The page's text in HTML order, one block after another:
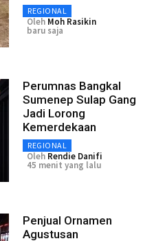
REGIONAL
Oleh Moh Rasikin
baru saja
Perumnas Bangkal
Sumenep Sulap Gang
Jadi Lorong
Kemerdekaan
REGIONAL
Oleh Rendie Danifi
45 menit yang lalu
Penjual Ornamen
Agustusan